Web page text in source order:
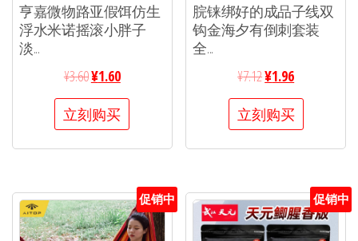
亨嘉微物路亚假饵仿生
浮水米诺摇滚小胖子
淡...
¥3.60¥1.60
立刻购买
脘铼绑好的成品子线双
钩金海夕有倒刺套装
全...
¥7.12¥1.96
立刻购买
促销中 促销中